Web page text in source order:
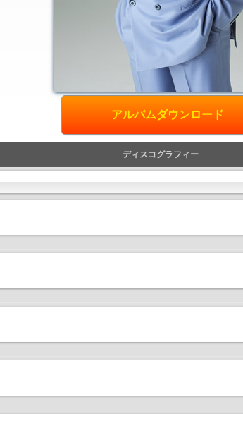
アルバムダウンロード
ディスコグラフィー